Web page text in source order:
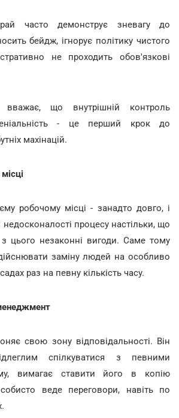
часто демонструє зневагу до
бейдж, ігнорує політику чистого
не проходить обов'язкові
що внутрішній контроль
- це перший крок до
махінацій.
робочому місці - занадто довго, і
недосконалості процесу настільки, що
цього незаконні вигоди. Саме тому
заміну людей на особливо
раз на певну кількість часу.
свою зону відповідальності. Він
спілкуватися з певними
вимагає ставити його в копію
веде переговори, навіть по